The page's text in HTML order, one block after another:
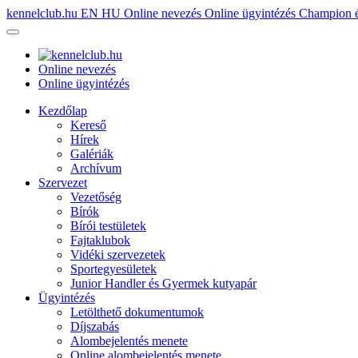
kennelclub.hu EN HU Online nevezés Online ügyintézés Champion
Online nevezés
Online ügyintézés
Kezdőlap
Kereső
Hírek
Galériák
Archívum
Szervezet
Vezetőség
Bírók
Bírói testületek
Fajtaklubok
Vidéki szervezetek
Sportegyesületek
Junior Handler és Gyermek kutyapár
Ügyintézés
Letölthető dokumentumok
Díjszabás
Alombejelentés menete
Online alombejelentés menete